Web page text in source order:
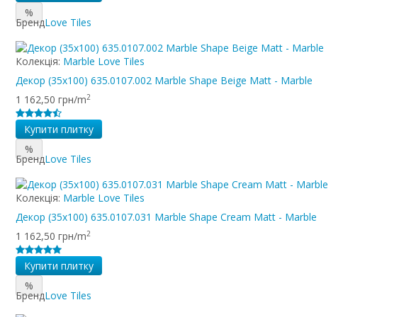
%
БрендLove Tiles
Колекція: Marble Love Tiles
Декор (35x100) 635.0107.002 Marble Shape Beige Matt - Marble
1 162,50 грн/m2
Купити плитку
%
БрендLove Tiles
Колекція: Marble Love Tiles
Декор (35x100) 635.0107.031 Marble Shape Cream Matt - Marble
1 162,50 грн/m2
Купити плитку
%
БрендLove Tiles